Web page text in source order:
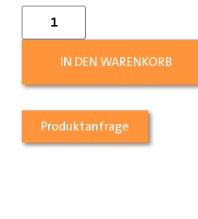
IN DEN WARENKORB
Produktanfrage